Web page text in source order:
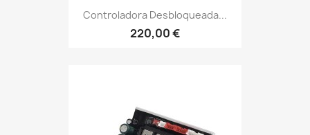
Controladora Desbloqueada...
220,00 €